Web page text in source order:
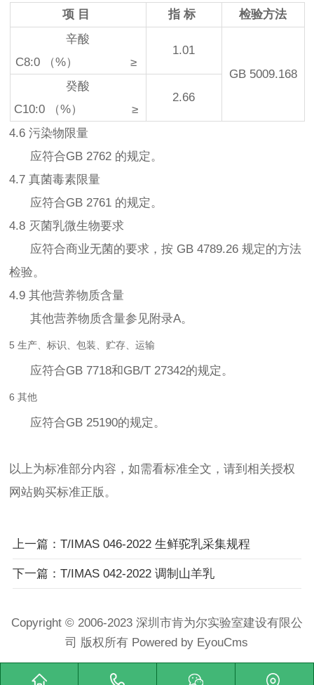
项 目
指 标
检验方法
辛酸
C8:0 （%） ≥
1.01
GB 5009.168
癸酸
C10:0 （%） ≥
2.66
4.6 污染物限量
应符合GB 2762 的规定。
4.7 真菌毒素限量
应符合GB 2761 的规定。
4.8 灭菌乳微生物要求
应符合商业无菌的要求，按 GB 4789.26 规定的方法
检验。
4.9 其他营养物质含量
其他营养物质含量参见附录A。
5 生产、标识、包装、贮存、运输
应符合GB 7718和GB/T 27342的规定。
6 其他
应符合GB 25190的规定。
以上为标准部分内容，如需看标准全文，请到相关授权
网站购买标准正版。
上一篇：T/IMAS 046-2022 生鲜驼乳采集规程
下一篇：T/IMAS 042-2022 调制山羊乳
Copyright © 2006-2023 深圳市肯为尔实验室建设有限公
司 版权所有 Powered by EyouCms